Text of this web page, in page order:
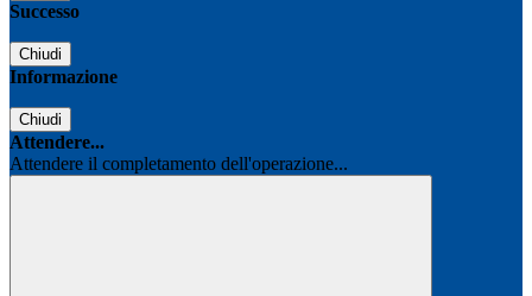
Successo
Chiudi
Informazione
Chiudi
Attendere...
Attendere il completamento dell'operazione...